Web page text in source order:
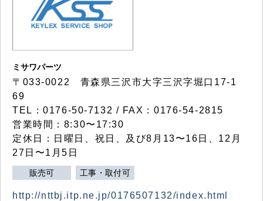
ミサワパーツ
〒033-0022 青森県三沢市大字三沢字堀口17-1
69
TEL：0176-50-7132 / FAX：0176-54-2815
営業時間：8:30〜17:30
定休日：日曜日、祝日、及び8月13〜16日、12月
27日〜1月5日
販売可 工事・取付可
http://nttbj.itp.ne.jp/0176507132/index.html